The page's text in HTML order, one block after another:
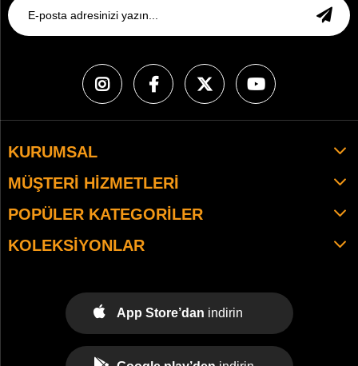
KURUMSAL
MÜŞTERI HIZMETLERI
POPÜLER KATEGORILER
KOLEKSIYONLAR
App Store’dan indirin